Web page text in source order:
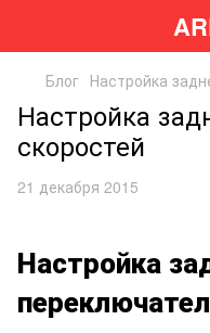
Блог Настройка
Настройка
скоростей
21 декабря 2015
Настройка